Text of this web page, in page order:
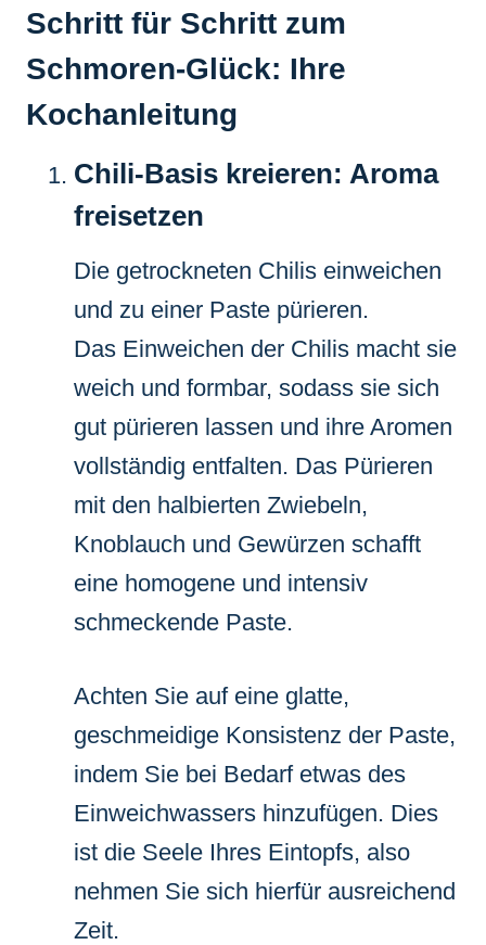
Schritt für Schritt zum
Schmoren-Glück: Ihre
Kochanleitung
Chili-Basis kreieren: Aroma
freisetzen
Die getrockneten Chilis einweichen
und zu einer Paste pürieren.
Das Einweichen der Chilis macht sie
weich und formbar, sodass sie sich
gut pürieren lassen und ihre Aromen
vollständig entfalten. Das Pürieren
mit den halbierten Zwiebeln,
Knoblauch und Gewürzen schafft
eine homogene und intensiv
schmeckende Paste.
Achten Sie auf eine glatte,
geschmeidige Konsistenz der Paste,
indem Sie bei Bedarf etwas des
Einweichwassers hinzufügen. Dies
ist die Seele Ihres Eintopfs, also
nehmen Sie sich hierfür ausreichend
Zeit.